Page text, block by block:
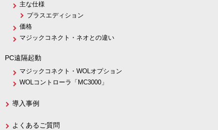
主な仕様
プラスエディション
価格
マジックコネクト・ネオとの違い
PC遠隔起動
マジックコネクト・WOLオプション
WOLコントローラ「MC3000」
導入事例
よくあるご質問